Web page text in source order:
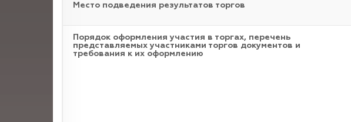
Место подведения результатов торгов
Порядок оформления участия в торгах, перечень
представляемых участниками торгов документов и
требования к их оформлению